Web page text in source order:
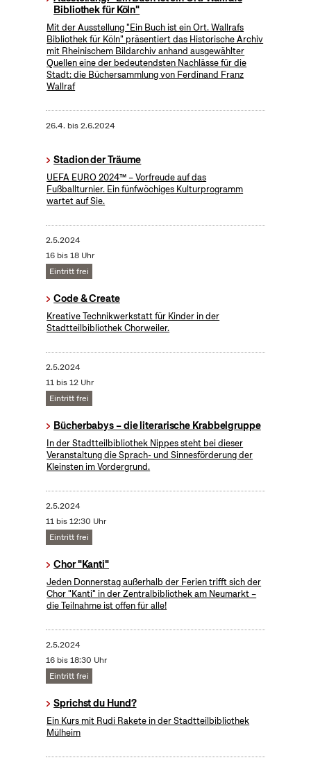
Bibliothek für Köln"
Mit der Ausstellung "Ein Buch ist ein Ort. Wallrafs
Bibliothek für Köln" präsentiert das Historische Archiv
mit Rheinischem Bildarchiv anhand ausgewählter
Quellen eine der bedeutendsten Nachlässe für die
Stadt: die Büchersammlung von Ferdinand Franz
Wallraf
26.4. bis2.6.2024
Stadion der Träume
UEFA EURO 2024™ – Vorfreude auf das
Fußballturnier. Ein fünfwöchiges Kulturprogramm
wartet auf Sie.
2.5.2024
16 bis 18 Uhr
Eintritt frei
Code & Create
Kreative Technikwerkstatt für Kinder in der
Stadtteilbibliothek Chorweiler.
2.5.2024
11 bis 12 Uhr
Eintritt frei
Bücherbabys – die literarische Krabbelgruppe
In der Stadtteilbibliothek Nippes steht bei dieser
Veranstaltung die Sprach- und Sinnesförderung der
Kleinsten im Vordergrund.
2.5.2024
11 bis 12:30 Uhr
Eintritt frei
Chor "Kanti"
Jeden Donnerstag außerhalb der Ferien trifft sich der
Chor "Kanti" in der Zentralbibliothek am Neumarkt –
die Teilnahme ist offen für alle!
2.5.2024
16 bis 18:30 Uhr
Eintritt frei
Sprichst du Hund?
Ein Kurs mit Rudi Rakete in der Stadtteilbibliothek
Mülheim